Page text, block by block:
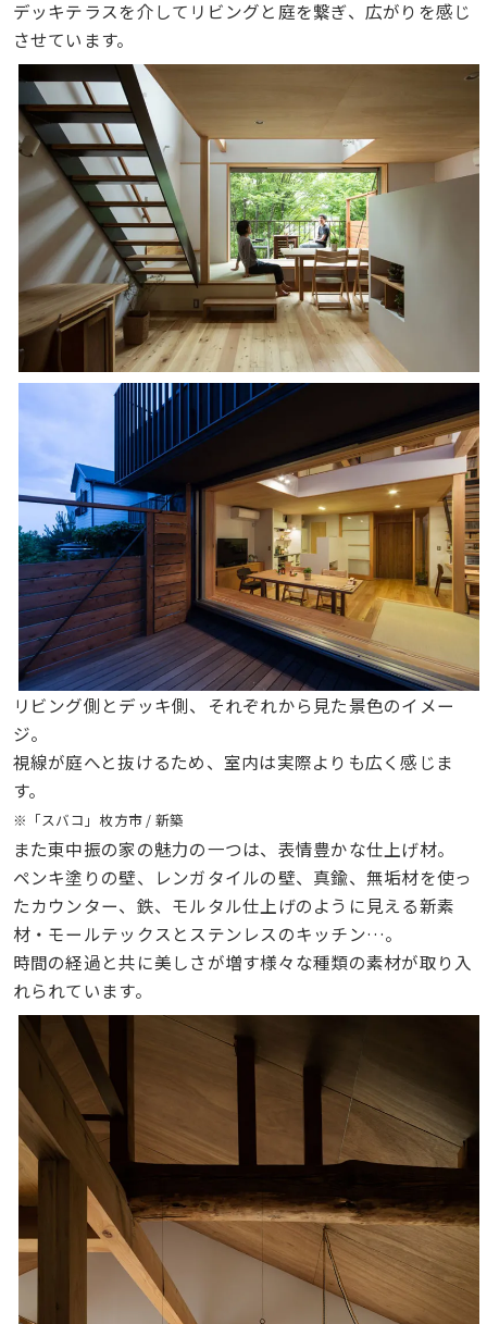
デッキテラスを介してリビングと庭を繋ぎ、広がりを感じ
させています。
リビング側とデッキ側、それぞれから見た景色のイメー
ジ。
視線が庭へと抜けるため、室内は実際よりも広く感じま
す。
※「スバコ」枚方市 / 新築
また東中振の家の魅力の一つは、表情豊かな仕上げ材。
ペンキ塗りの壁、レンガタイルの壁、真鍮、無垢材を使っ
たカウンター、鉄、モルタル仕上げのように見える新素
材・モールテックスとステンレスのキッチン…。
時間の経過と共に美しさが増す様々な種類の素材が取り入
れられています。